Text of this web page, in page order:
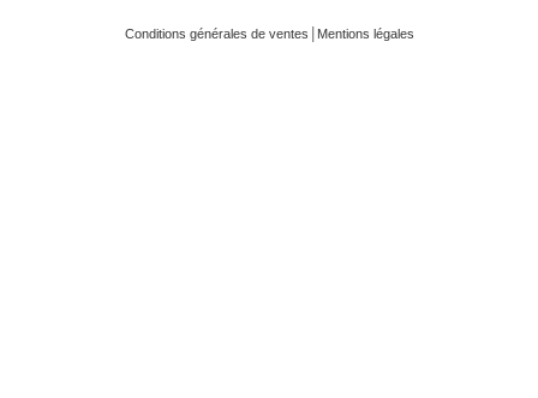
Conditions générales de ventes Mentions légales